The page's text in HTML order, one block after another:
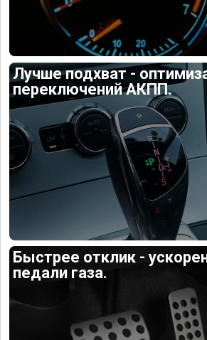
Лучше подхват -
переключений АКПП.
Быстрее отклик -
педали газа.